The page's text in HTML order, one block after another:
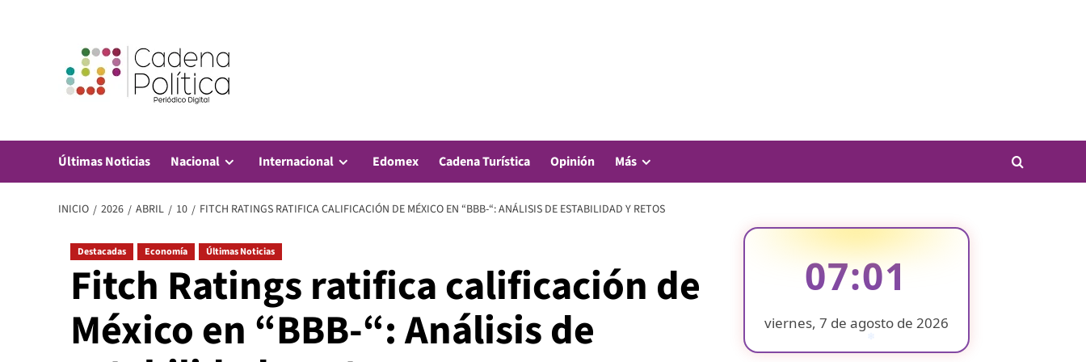
Últimas Noticias Nacional Internacional Edomex Cadena Turística Opinión Más
INICIO 2026 ABRIL 10 FITCH RATINGS RATIFICA CALIFICACIÓN DE MÉXICO EN “BBB-“: ANÁLISIS DE ESTABILIDAD Y RETOS
Destacadas Economía Últimas Noticias
Fitch Ratings ratifica calificación de
México en “BBB-“: Análisis de
07:01
viernes, 7 de agosto de 2026